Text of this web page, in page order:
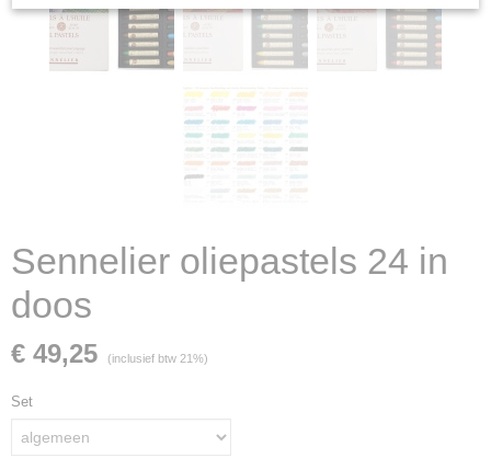
Sennelier oliepastels 24 in
doos
€ 49,25 (inclusief btw 21%)
Set